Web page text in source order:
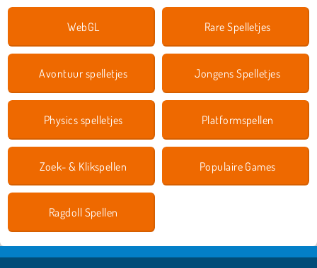
WebGL Rare Spelletjes
Avontuur spelletjes Jongens Spelletjes
Physics spelletjes Platformspellen
Zoek- & Klikspellen Populaire Games
Ragdoll Spellen